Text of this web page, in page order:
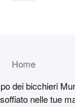
Home
dei bicchieri
nelle tue